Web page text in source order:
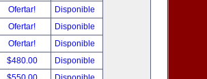
Ofertar!
Disponible
Ofertar!
Disponible
Ofertar!
Disponible
$480.00
Disponible